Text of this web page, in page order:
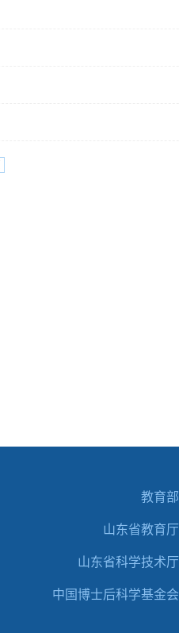
教育部
山东省教育厅
山东省科学技术厅
中国博士后科学基金会